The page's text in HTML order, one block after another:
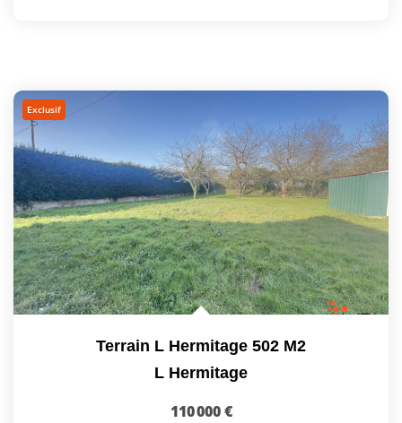
Exclusif
Terrain L Hermitage 502 M2
L Hermitage
110 000 €